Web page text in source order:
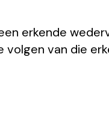
erkende
van die